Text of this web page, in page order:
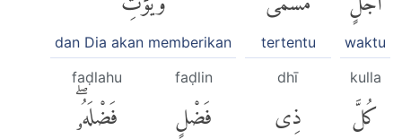
waktu
tertentu
dan Dia akan memberikan
kulla
كُلَّ
dhī
ذِى
faḍlin
فَضْلٍ
faḍlahu
فَضْلَهُۥۖ